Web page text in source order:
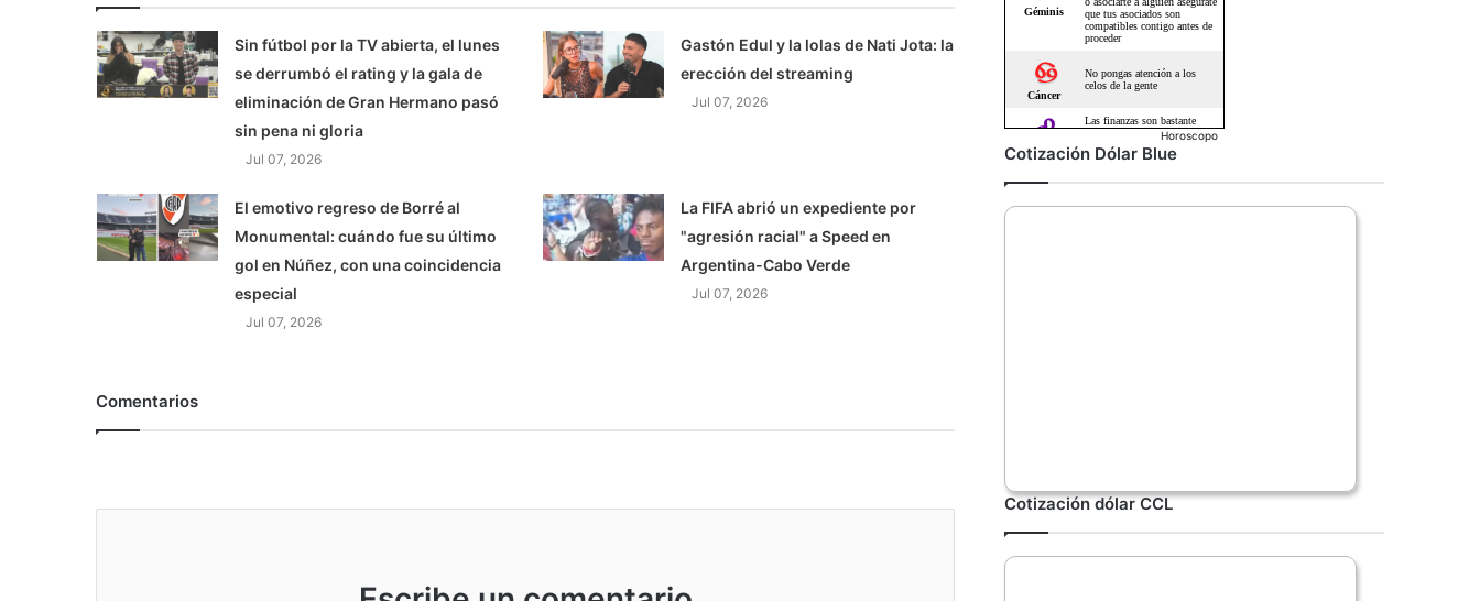
Sin fútbol por la TV abierta, el lunes
se derrumbó el rating y la gala de
eliminación de Gran Hermano pasó
sin pena ni gloria
Jul 07, 2026
Gastón Edul y la lolas de Nati Jota: la
erección del streaming
Jul 07, 2026
El emotivo regreso de Borré al
Monumental: cuándo fue su último
gol en Núñez, con una coincidencia
especial
Jul 07, 2026
La FIFA abrió un expediente por
"agresión racial" a Speed en
Argentina-Cabo Verde
Jul 07, 2026
Comentarios
Horoscopo
Cotización Dólar Blue
Cotización dólar CCL